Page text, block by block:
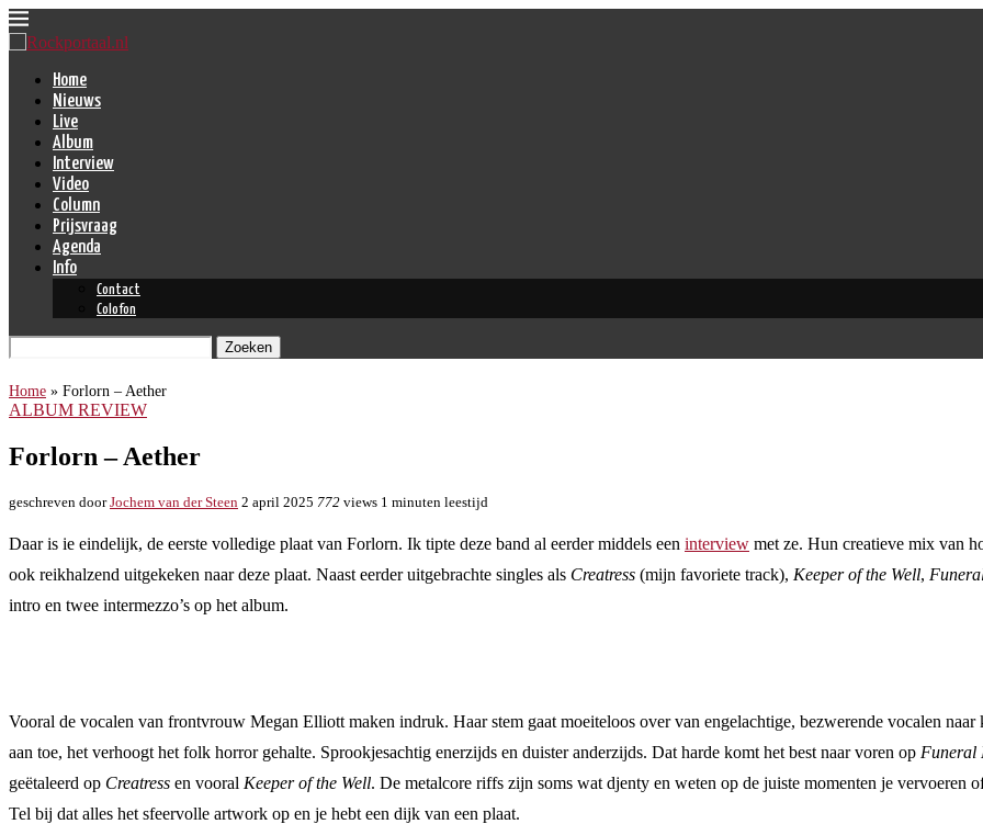
Home
Nieuws
Live
Album
Interview
Video
Column
Prijsvraag
Agenda
Info
Contact
Colofon
Zoeken
Home » Forlorn – Aether
ALBUM REVIEW
Forlorn – Aether
geschreven doorJochem van der Steen 2 april 2025 772 views 1 minuten leestijd
Daar is ie eindelijk, de eerste volledige plaat van Forlorn. Ik tipte deze band al eerder middels een interview met ze. Hun creatieve mix van
ook reikhalzend uitgekeken naar deze plaat. Naast eerder uitgebrachte singles als Creatress (mijn favoriete track), Keeper of the Well,
intro en twee intermezzo’s op het album.
Vooral de vocalen van frontvrouw Megan Elliott maken indruk. Haar stem gaat moeiteloos over van engelachtige, bezwerende vocalen naar
aan toe, het verhoogt het folk horror gehalte. Sprookjesachtig enerzijds en duister anderzijds. Dat harde komt het best naar voren op Funeral
geëtaleerd op Creatress en vooral Keeper of the Well. De metalcore riffs zijn soms wat djenty en weten op de juiste momenten je vervoeren
Tel bij dat alles het sfeervolle artwork op en je hebt een dijk van een plaat.